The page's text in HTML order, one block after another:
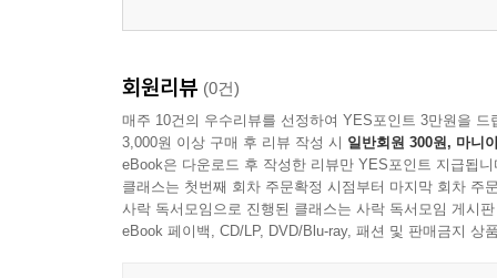
회원리뷰 (0건)
매주 10건의 우수리뷰를 선정하여 YES포인트 3만원을 드
3,000원 이상 구매 후 리뷰 작성 시 일반회원 300원, 마니
eBook은 다운로드 후 작성한 리뷰만 YES포인트 지급됩니
클래스는 첫번째 회차 주문확정 시점부터 마지막 회차 주
사락 독서모임으로 진행된 클래스는 사락 독서모임 게시
eBook 페이백, CD/LP, DVD/Blu-ray, 패션 및 판매금지 상